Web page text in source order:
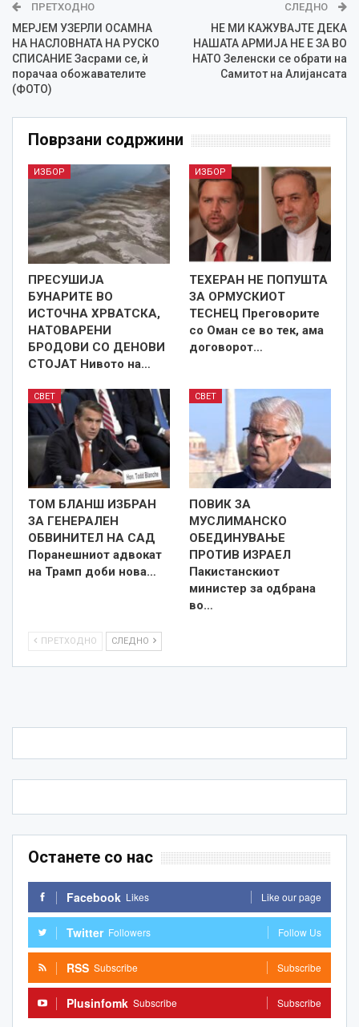
ПРЕТХОДНО
МЕРЈЕМ УЗЕРЛИ ОСАМНА
НА НАСЛОВНАТА НА РУСКО
СПИСАНИЕ Засрами се, ѝ
порачаа обожавателите
(ФОТО)
СЛЕДНО
НЕ МИ КАЖУВАЈТЕ ДЕКА
НАШАТА АРМИЈА НЕ Е ЗА ВО
НАТО Зеленски се обрати на
Самитот на Алијансата
Поврзани содржини
ИЗБОР
ПРЕСУШИЈА
БУНАРИТЕ ВО
ИСТОЧНА ХРВАТСКА,
НАТОВАРЕНИ
БРОДОВИ СО ДЕНОВИ
СТОЈАТ Нивото на…
ИЗБОР
ТЕХЕРАН НЕ ПОПУШТА
ЗА ОРМУСКИОТ
ТЕСНЕЦ Преговорите
со Оман се во тек, ама
договорот…
СВЕТ
ТОМ БЛАНШ ИЗБРАН
ЗА ГЕНЕРАЛЕН
ОБВИНИТЕЛ НА САД
Поранешниот адвокат
на Трамп доби нова…
СВЕТ
ПОВИК ЗА
МУСЛИМАНСКО
ОБЕДИНУВАЊЕ
ПРОТИВ ИЗРАЕЛ
Пакистанскиот
министер за одбрана
во…
ПРЕТХОДНО СЛЕДНО
Останете со нас
Facebook Likes Like our page
Twitter Followers Follow Us
RSS Subscribe Subscribe
Plusinfomk Subscribe Subscribe